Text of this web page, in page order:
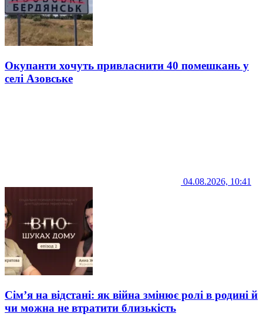
Окупанти хочуть привласнити 40 помешкань у
селі Азовське
04.08.2026, 10:41
Сім’я на відстані: як війна змінює ролі в родині й
чи можна не втратити близькість